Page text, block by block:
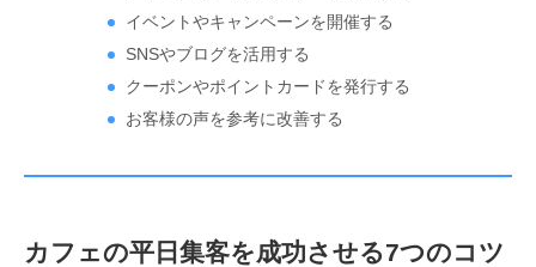
イベントやキャンペーンを開催する
SNSやブログを活用する
クーポンやポイントカードを発行する
お客様の声を参考に改善する
カフェの平日集客を成功させる7つのコツ